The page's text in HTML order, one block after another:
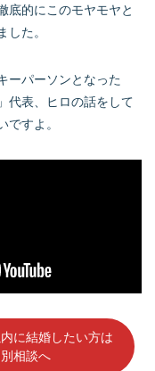
的にこのモヤモヤと
した。
ーパーソンとなった
代表、ヒロの話をして
すよ。
に結婚したい方は
相談へ